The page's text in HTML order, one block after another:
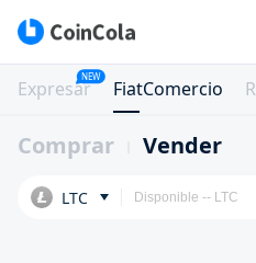
Expresar
NEW
FiatComercio
Comprar Vender
LTC